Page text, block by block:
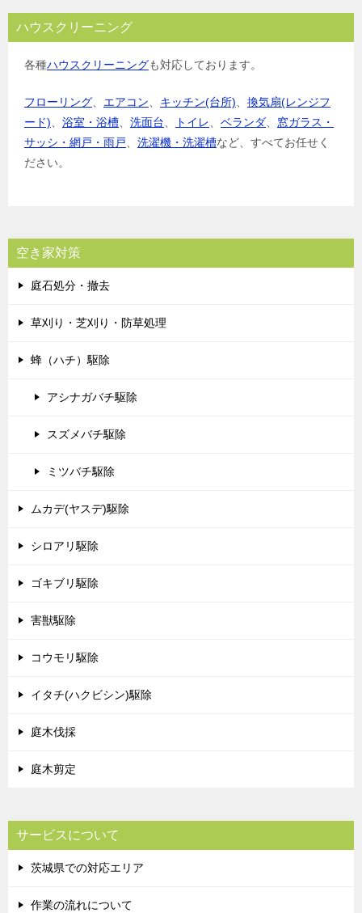
ハウスクリーニング
各種ハウスクリーニングも対応しております。
フローリング、 エアコン、 キッチン(台所)、 換気扇(レンジフ
ード)、 浴室・浴槽、 洗面台、 トイレ、 ベランダ、 窓ガラス・
サッシ・網戸・雨戸、 洗濯機・洗濯槽など、すべてお任せく
ださい。
空き家対策
庭石処分・撤去
草刈り・芝刈り・防草処理
蜂（ハチ）駆除
アシナガバチ駆除
スズメバチ駆除
ミツバチ駆除
ムカデ(ヤスデ)駆除
シロアリ駆除
ゴキブリ駆除
害獣駆除
コウモリ駆除
イタチ(ハクビシン)駆除
庭木伐採
庭木剪定
サービスについて
茨城県での対応エリア
作業の流れについて